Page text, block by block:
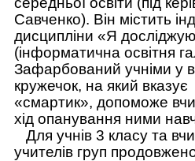
Савченко). Він містить
дисципліни «Я досліджую
(інформатична освітня
Зафарбований учніми у
кружечок, на який вказує
«смартик», допоможе
хід опанування ними
Для учнів 3 класу та
учителів груп